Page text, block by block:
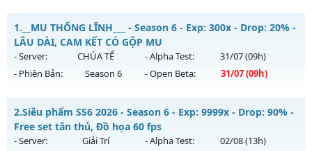
1. __MU THỐNG LĨNH___ - Season 6 - Exp: 300x - Drop: 20% -
LÂU DÀI, CAM KẾT CÓ GỘP MU
- Server: CHÚA TỂ - Alpha Test: 31/07(09h)
- Phiên Bản:
Season 6 - Open Beta: 31/07(09h)
__MU THỐNG LĨNH___ - LÂU DÀI, CAM KẾT CÓ GỘP MU
Mu mới ra tháng 07 2026 - Mở máy chủ
ngày 31/07/2626
2.Siêu phẩm SS6 2026 - Season 6 - Exp: 9999x - Drop: 90% -
Free set tân thủ, Đồ họa 60 fps
- Server: Giải Trí - Alpha Test: 02/08(13h)